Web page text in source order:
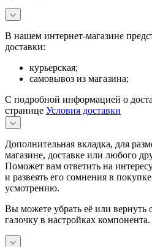
В нашем интернет-магазине
доставки:
курьерская;
самовывоз из магазина;
С подробной информацией о
странице Условия доставки
Дополнительная вкладка, для
магазине, доставке или любого
Поможет вам ответить на
и развеять его сомнения в
усмотрению.
Вы можете убрать её или вернуть
галочку в настройках